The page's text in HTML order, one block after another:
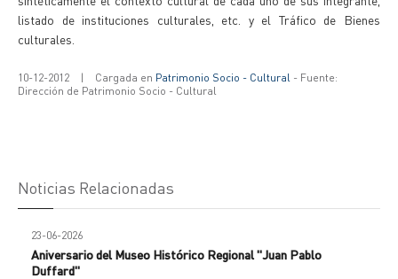
listado de instituciones culturales, etc. y el Tráfico de Bienes
culturales.
10-12-2012 | Cargada en Patrimonio Socio - Cultural - Fuente:
Dirección de Patrimonio Socio - Cultural
Noticias Relacionadas
23-06-2026
Aniversario del Museo Histórico Regional "Juan Pablo
Duffard"